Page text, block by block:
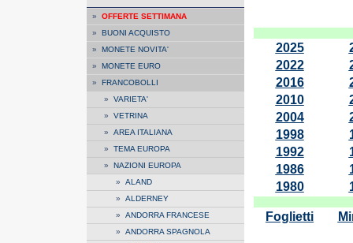
» OFFERTE SETTIMANA
» BUONI ACQUISTO
» MONETE NOVITA'
» MONETE EURO
» FRANCOBOLLI
» VARIETA'
» VETRINA
» AREA ITALIANA
» TEMA EUROPA
» NAZIONI EUROPA
» ALAND
» ALDERNEY
» ANDORRA FRANCESE
» ANDORRA SPAGNOLA
2025
2022
2016
2010
2004
1998
1992
1986
1980
Foglietti